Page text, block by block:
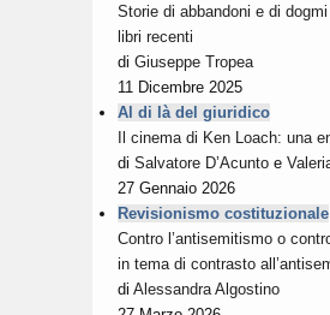
Storie di abbandoni e di
libri recenti
di Giuseppe Tropea
11 Dicembre 2025
Al di là del giuridico
Il cinema di Ken Loach: una
di Salvatore D’Acunto e
27 Gennaio 2026
Revisionismo costituzionale
Contro l’antisemitismo o
in tema di contrasto
di Alessandra Algostino